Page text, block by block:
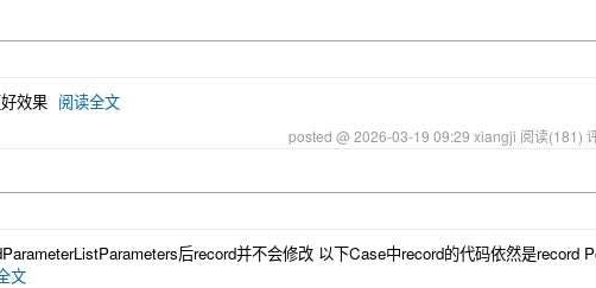
效果 阅读全文
posted @ 2026-03-19 09:29 xiangji 阅读(181)
后record并不会修改 以下Case中record的代码依然是record
文